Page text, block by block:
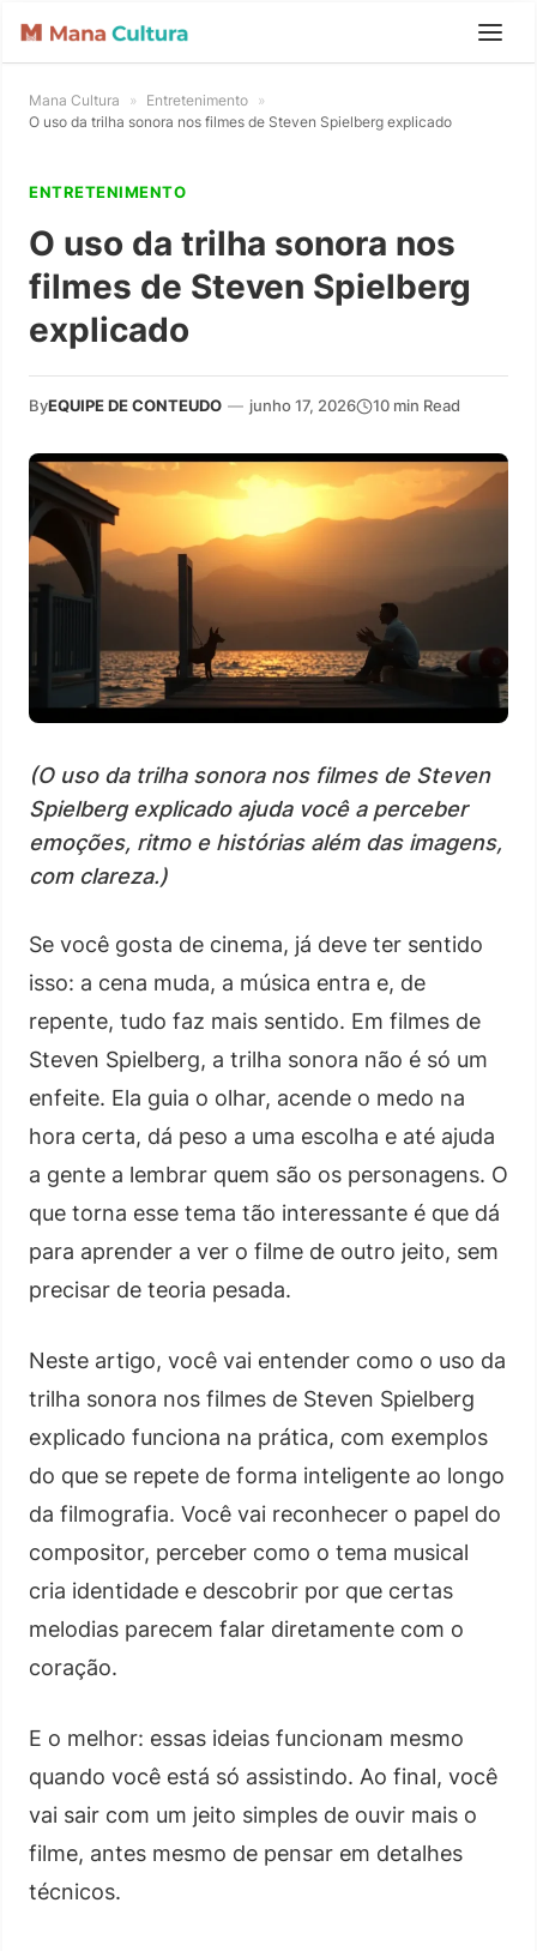
Mana Cultura » Entretenimento »
O uso da trilha sonora nos filmes de Steven Spielberg explicado
ENTRETENIMENTO
O uso da trilha sonora nos
filmes de Steven Spielberg
explicado
ByEQUIPE DE CONTEUDO — junho 17, 2026 10 min Read
(O uso da trilha sonora nos filmes de Steven
Spielberg explicado ajuda você a perceber
emoções, ritmo e histórias além das imagens,
com clareza.)
Se você gosta de cinema, já deve ter sentido
isso: a cena muda, a música entra e, de
repente, tudo faz mais sentido. Em filmes de
Steven Spielberg, a trilha sonora não é só um
enfeite. Ela guia o olhar, acende o medo na
hora certa, dá peso a uma escolha e até ajuda
a gente a lembrar quem são os personagens. O
que torna esse tema tão interessante é que dá
para aprender a ver o filme de outro jeito, sem
precisar de teoria pesada.
Neste artigo, você vai entender como o uso da
trilha sonora nos filmes de Steven Spielberg
explicado funciona na prática, com exemplos
do que se repete de forma inteligente ao longo
da filmografia. Você vai reconhecer o papel do
compositor, perceber como o tema musical
cria identidade e descobrir por que certas
melodias parecem falar diretamente com o
coração.
E o melhor: essas ideias funcionam mesmo
quando você está só assistindo. Ao final, você
vai sair com um jeito simples de ouvir mais o
filme, antes mesmo de pensar em detalhes
técnicos.